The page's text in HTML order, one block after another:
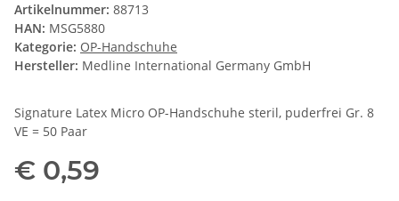
Artikelnummer: 88713
HAN: MSG5880
Kategorie: OP-Handschuhe
Hersteller: Medline International Germany GmbH
Signature Latex Micro OP-Handschuhe steril, puderfrei Gr. 8
VE = 50 Paar
€ 0,59